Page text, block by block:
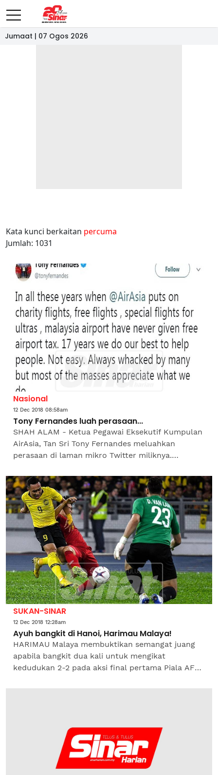
Jumaat | 07 Ogos 2026
Kata kunci berkaitan percuma
Jumlah: 1031
Nasional
12 Dec 2018 08:58am
Tony Fernandes luah perasaan...
SHAH ALAM - Ketua Pegawai Eksekutif Kumpulan
AirAsia, Tan Sri Tony Fernandes meluahkan
perasaan di laman mikro Twitter miliknya.
penerbangan kebajikan, percuma...
SUKAN-SINAR
12 Dec 2018 12:28am
Ayuh bangkit di Hanoi, Harimau Malaya!
HARIMAU Malaya membuktikan semangat juang
apabila bangkit dua kali untuk mengikat
kedudukan 2-2 pada aksi final pertama Piala AFF
sebentar tadi.Dua gol...